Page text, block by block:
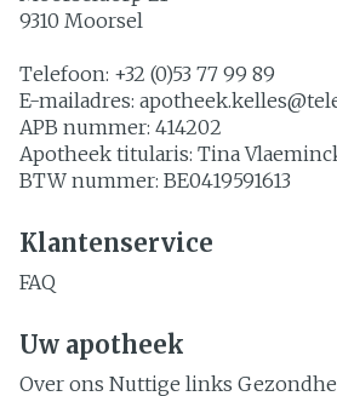
9310 Moorsel
Telefoon: +32 (0)53 77 99 89
E-mailadres: apotheek.kelles@
APB nummer: 414202
Apotheek titularis: Tina
BTW nummer: BE0419591613
Klantenservice
FAQ
Uw apotheek
Over ons Nuttige links